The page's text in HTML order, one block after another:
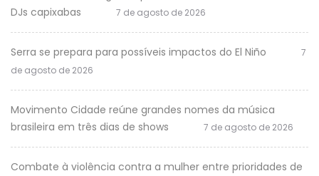
DJs capixabas
7 de agosto de 2026
Serra se prepara para possíveis impactos do El Niño
7
de agosto de 2026
Movimento Cidade reúne grandes nomes da música
brasileira em três dias de shows
7 de agosto de 2026
Combate à violência contra a mulher entre prioridades de